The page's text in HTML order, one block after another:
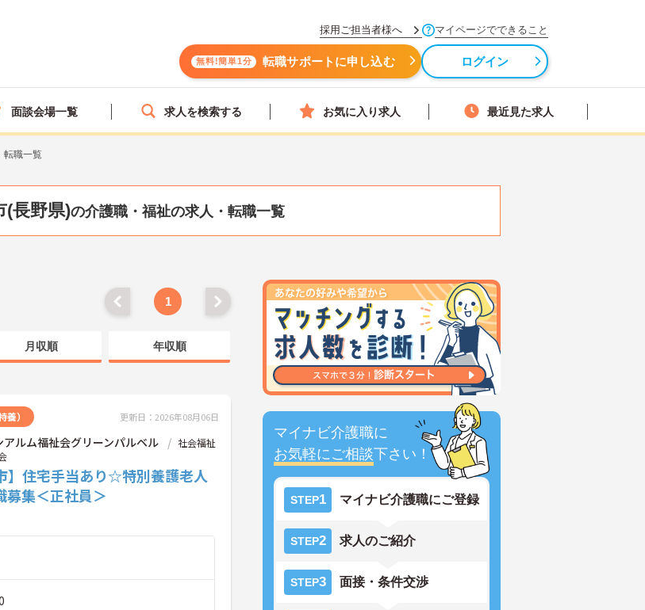
採用ご担当者様へ マイページでできること
無料!簡単1分 転職サポートに申し込む ログイン
面談会場一覧 求人を検索する お気に入り求人 最近見た求人
転職一覧
(長野県)の介護職・福祉の求人・転職一覧
マイナビ介護職に
お気軽にご相談下さい！
STEP1 マイナビ介護職にご登録
STEP2 求人のご紹介
STEP3 面接・条件交渉
1
月収順 年収順
） 更新日：2026年08月06日
ルム福祉会グリーンパルベル
社会福祉
】住宅手当あり☆特別養護老人
募集＜正社員＞